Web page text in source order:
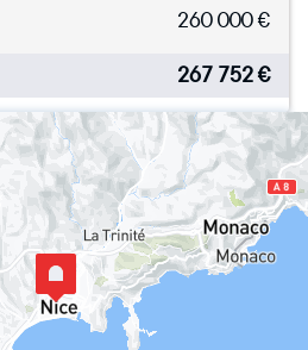
260 000€
267 752€